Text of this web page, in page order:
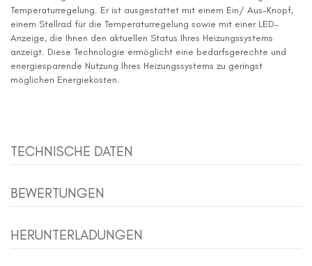
Temperaturregelung. Er ist ausgestattet mit einem Ein/ Aus-Knopf,
einem Stellrad für die Temperaturregelung sowie mit einer LED-
Anzeige, die Ihnen den aktuellen Status Ihres Heizungssystems
anzeigt. Diese Technologie ermöglicht eine bedarfsgerechte und
energiesparende Nutzung Ihres Heizungssystems zu geringst
möglichen Energiekosten.
TECHNISCHE DATEN
BEWERTUNGEN
HERUNTERLADUNGEN